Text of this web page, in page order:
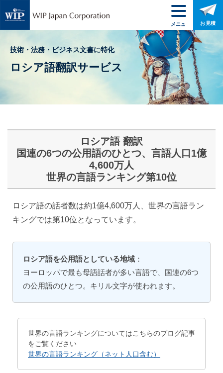
ロシア語翻訳サービス
技術・法務・ビジネス文書に特化
ロシア語 翻訳
国連の6つの公用語のひとつ、言語人口1億
4,600万人
世界の言語ランキング第10位
ロシア語の話者数は約1億4,600万人、世界の言語ラン
キングでは第10位となっています。
ロシア語を公用語としている地域 ：
ヨーロッパで最も母語話者が多い言語で、国連の6つ
の公用語のひとつ。キリル文字が使われます。
世界の言語ランキングについてはこちらのブログ記事
をご覧ください
世界の言語ランキング（ネット人口含む）
メニュ
ー
お見積